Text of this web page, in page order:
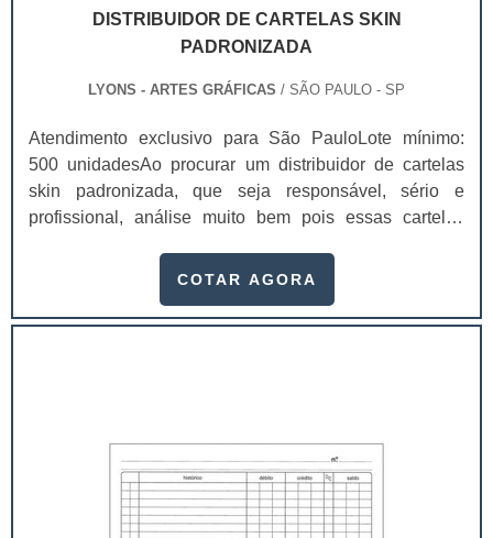
DISTRIBUIDOR DE CARTELAS SKIN
PADRONIZADA
LYONS - ARTES GRÁFICAS / SÃO PAULO - SP
Atendimento exclusivo para São PauloLote mínimo:
500 unidadesAo procurar um distribuidor de cartelas
skin padronizada, que seja responsável, sério e
profissional, análise muito bem pois essas cartelas
produto.A busca por empresas sérias para adquirir esse
podem assegurar aos clientes características pontuais
COTAR AGORA